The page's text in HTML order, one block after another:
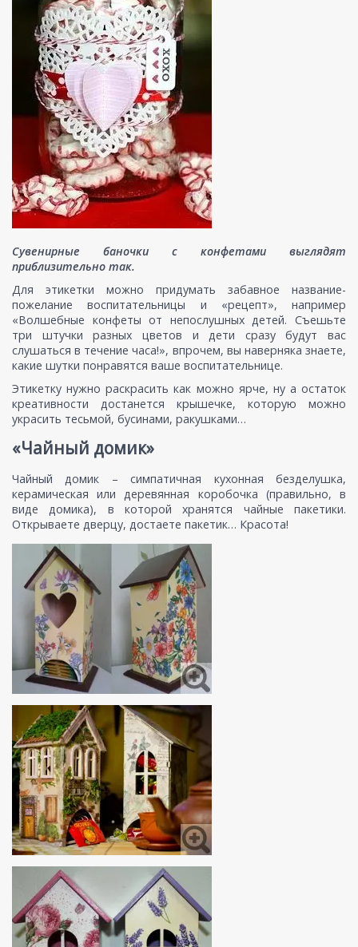
Сувенирные баночки с конфетами выглядят
приблизительно так.
Для этикетки можно придумать забавное название-
пожелание воспитательницы и «рецепт», например
«Волшебные конфеты от непослушных детей. Съешьте
три штучки разных цветов и дети сразу будут вас
слушаться в течение часа!», впрочем, вы наверняка знаете,
какие шутки понравятся ваше воспитательнице.
Этикетку нужно раскрасить как можно ярче, ну а остаток
креативности достанется крышечке, которую можно
украсить тесьмой, бусинами, ракушками…
«Чайный домик»
Чайный домик – симпатичная кухонная безделушка,
керамическая или деревянная коробочка (правильно, в
виде домика), в которой хранятся чайные пакетики.
Открываете дверцу, достаете пакетик… Красота!